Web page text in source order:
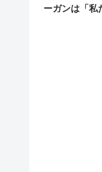
ーガンは「私